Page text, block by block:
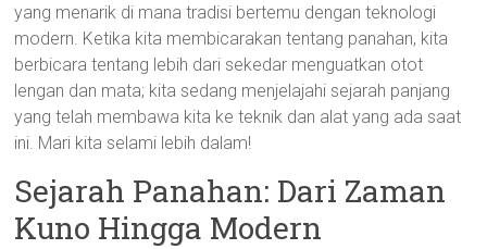
yang menarik di mana tradisi bertemu dengan teknologi
modern. Ketika kita membicarakan tentang panahan, kita
berbicara tentang lebih dari sekedar menguatkan otot
lengan dan mata; kita sedang menjelajahi sejarah panjang
yang telah membawa kita ke teknik dan alat yang ada saat
ini. Mari kita selami lebih dalam!
Sejarah Panahan: Dari Zaman
Kuno Hingga Modern